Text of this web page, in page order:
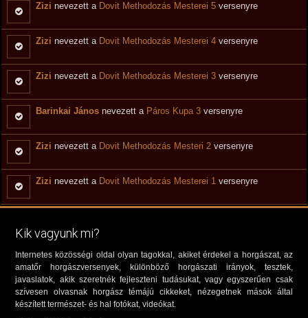
Zizi nevezett a Dovit Methodozás Mesterei 5 versenyre
Zizi nevezett a Dovit Methodozás Mesterei 4 versenyre
Zizi nevezett a Dovit Methodozás Mesterei 3 versenyre
Barinkai János nevezett a Páros Kupa 3 versenyre
Zizi nevezett a Dovit Methodozás Mesteri 2 versenyre
Zizi nevezett a Dovit Methodozás Mesterei 1 versenyre
Kik vagyunk mi?
Internetes közösségi oldal olyan tagokkal, akiket érdekel a horgászat, az
amatőr horgászversenyek, különböző horgászati irányok, tesztek,
javaslatok, akik szeretnék fejleszteni tudásukat, vagy egyszerűen csak
szívesen olvasnak horgász témájú cikkeket, nézegetnek mások által
készített természet- és hal fotókat, videókat.